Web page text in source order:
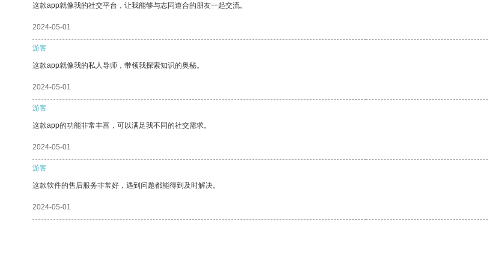
这款app就像我的社交平台，让我能够与志同道合的朋友一起交流。
2024-05-01
游客
这款app就像我的私人导师，带领我探索知识的奥秘。
2024-05-01
游客
这款app的功能非常丰富，可以满足我不同的社交需求。
2024-05-01
游客
这款软件的售后服务非常好，遇到问题都能得到及时解决。
2024-05-01